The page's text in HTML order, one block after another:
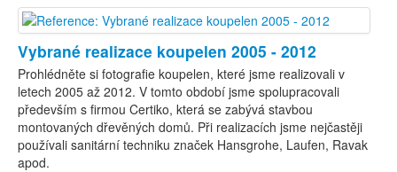
Vybrané realizace koupelen 2005 - 2012
Prohlédněte si fotografie koupelen, které jsme realizovali v
letech 2005 až 2012. V tomto období jsme spolupracovali
především s firmou Certiko, která se zabývá stavbou
montovaných dřevěných domů. Při realizacích jsme nejčastěji
používali sanitární techniku značek Hansgrohe, Laufen, Ravak
apod.